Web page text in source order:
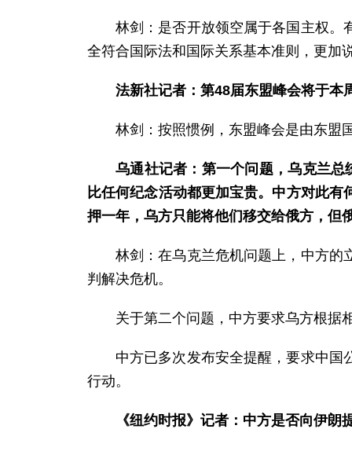
林剑：是否开放领空属于各国主权。
全符合国际法和国际关系基本准则，更加
法新社记者：第48届东盟峰会将于本
林剑：按照惯例，东盟峰会是由东盟
乌通社记者：第一个问题，乌克兰
比任何纪念活动都更加宝贵。中方对此
押一年，乌方只能将他们移交给俄方，但
林剑：在乌克兰危机问题上，中方的
判解决危机。
关于第二个问题，中方要求乌方根据
中方已多次发布安全提醒，要求中国
行动。
《纽约时报》记者：中方是否向伊